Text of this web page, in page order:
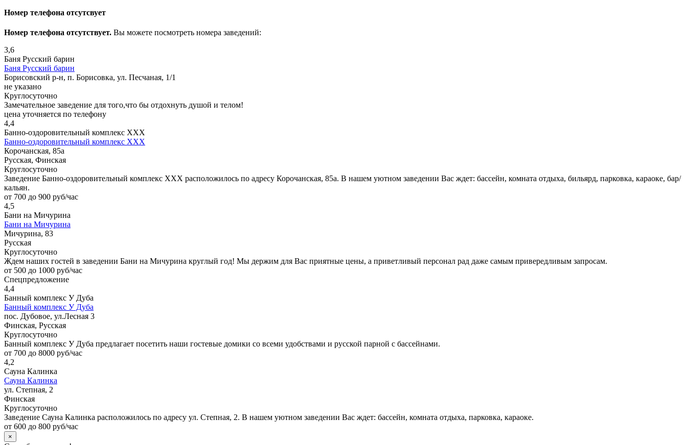
Номер телефона отсутсвует
Номер телефона отсутствует. Вы можете посмотреть номера заведений:
3,6
Баня Русский барин
Баня Русский барин
Борисовский р-н, п. Борисовка, ул. Песчаная, 1/1
не указано
Круглосуточно
Замечательное заведение для того,что бы отдохнуть душой и телом!
цена уточняется по телефону
4,4
Банно-оздоровительный комплекс ХХХ
Банно-оздоровительный комплекс ХХХ
Корочанская, 85а
Русская, Финская
Круглосуточно
Заведение Банно-оздоровительный комплекс ХХХ расположилось по адресу Корочанская, 85а. В нашем уютном заведении Вас ждет: бассейн, комната отдыха, бильярд, парковка, караоке, бар/
кальян.
от 700 до 900 руб/час
4,5
Бани на Мичурина
Бани на Мичурина
Мичурина, 83
Русская
Круглосуточно
Ждем наших гостей в заведении Бани на Мичурина круглый год! Мы держим для Вас приятные цены, а приветливый персонал рад даже самым привередливым запросам.
от 500 до 1000 руб/час
Спецпредложение
4,4
Банный комплекс У Дуба
Банный комплекс У Дуба
пос. Дубовое, ул.Лесная 3
Финская, Русская
Круглосуточно
Банный комплекс У Дуба предлагает посетить наши гостевые домики со всеми удобствами и русской парной с бассейнами.
от 700 до 8000 руб/час
4,2
Сауна Калинка
Сауна Калинка
ул. Степная, 2
Финская
Круглосуточно
Заведение Сауна Калинка расположилось по адресу ул. Степная, 2. В нашем уютном заведении Вас ждет: бассейн, комната отдыха, парковка, караоке.
от 600 до 800 руб/час
×